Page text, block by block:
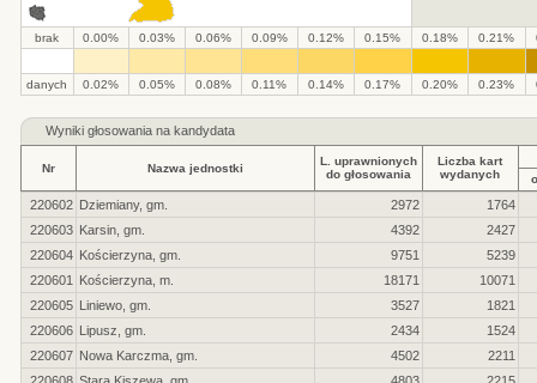
brak 0.00% 0.03% 0.06% 0.09% 0.12% 0.15% 0.18% 0.21%
danych 0.02% 0.05% 0.08% 0.11% 0.14% 0.17% 0.20% 0.23%
Wyniki głosowania na kandydata
Nr Nazwa jednostki
L. uprawnionych
do głosowania
Liczba kart
wydanych
220602 Dziemiany, gm. 2972
1764
220603 Karsin, gm. 4392
2427
220604 Kościerzyna, gm. 9751
5239
220601
Kościerzyna, m. 18171
10071
220605 Liniewo, gm. 3527
1821
220606 Lipusz, gm. 2434
1524
220607 Nowa Karczma, gm. 4502
2211